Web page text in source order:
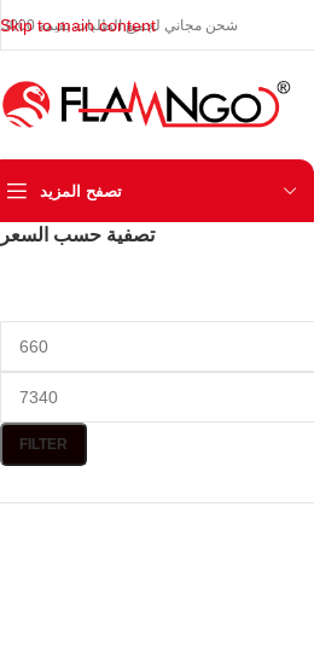
Skip to main content
شحن مجاني لجميع الطلبات بقيمة 3000
تصفح المزيد
تصفية حسب السعر
FILTER